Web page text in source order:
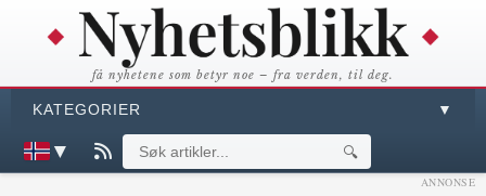
få nyhetene som betyr noe – fra verden, til deg.
KATEGORIER ▼
▼ 🔍
ANNONSE